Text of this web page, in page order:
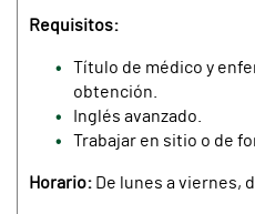
Requisitos:
Título de médico y
obtención.
Inglés avanzado.
Trabajar en sitio o de
Horario: De lunes a viernes,